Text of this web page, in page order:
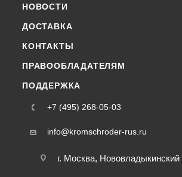
НОВОСТИ
ДОСТАВКА
КОНТАКТЫ
ПРАВООБЛАДАТЕЛЯМ
ПОДДЕРЖКА
+7 (495) 268-05-03
info@kromschroder-rus.ru
г. Москва, Нововладыкинский